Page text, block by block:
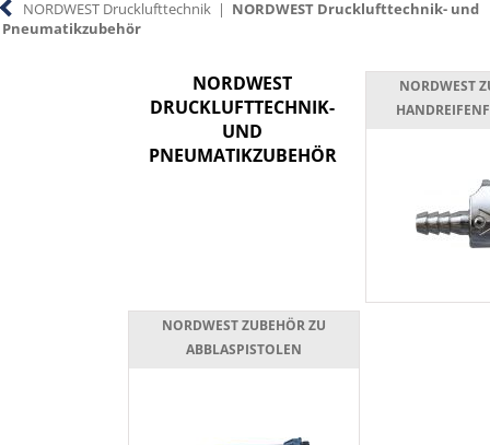
NORDWEST Drucklufttechnik | NORDWEST Drucklufttechnik- und
Pneumatikzubehör
NORDWEST
DRUCKLUFTTECHNIK-
UND
PNEUMATIKZUBEHÖR
NORDWEST
NORDWEST ZUBEHÖR ZU
ABBLASPISTOLEN